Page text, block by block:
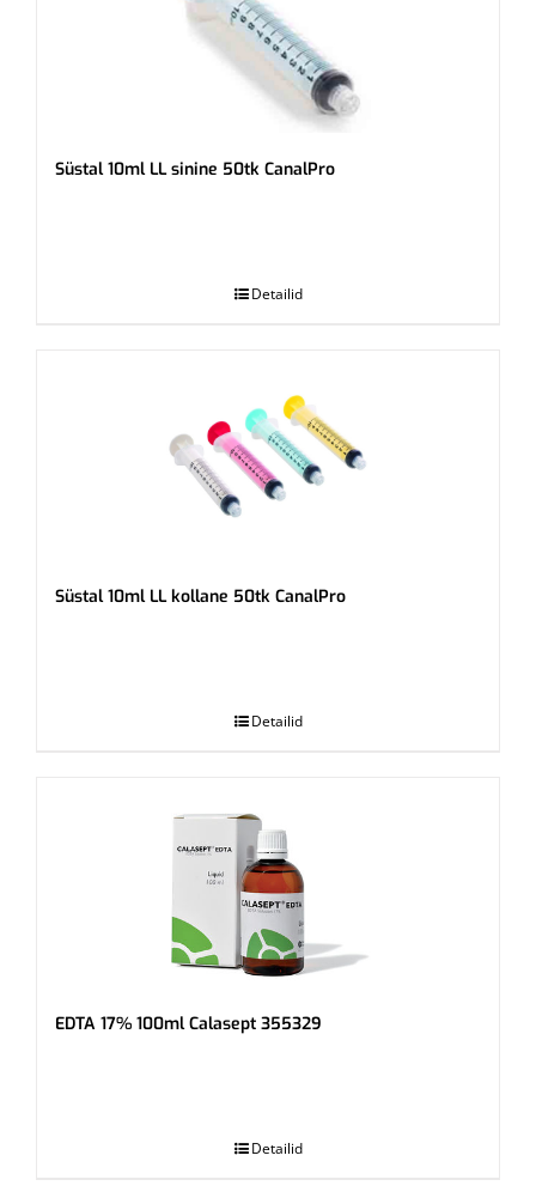
Süstal 10ml LL sinine 50tk CanalPro
Detailid
Süstal 10ml LL kollane 50tk CanalPro
Detailid
EDTA 17% 100ml Calasept 355329
Detailid